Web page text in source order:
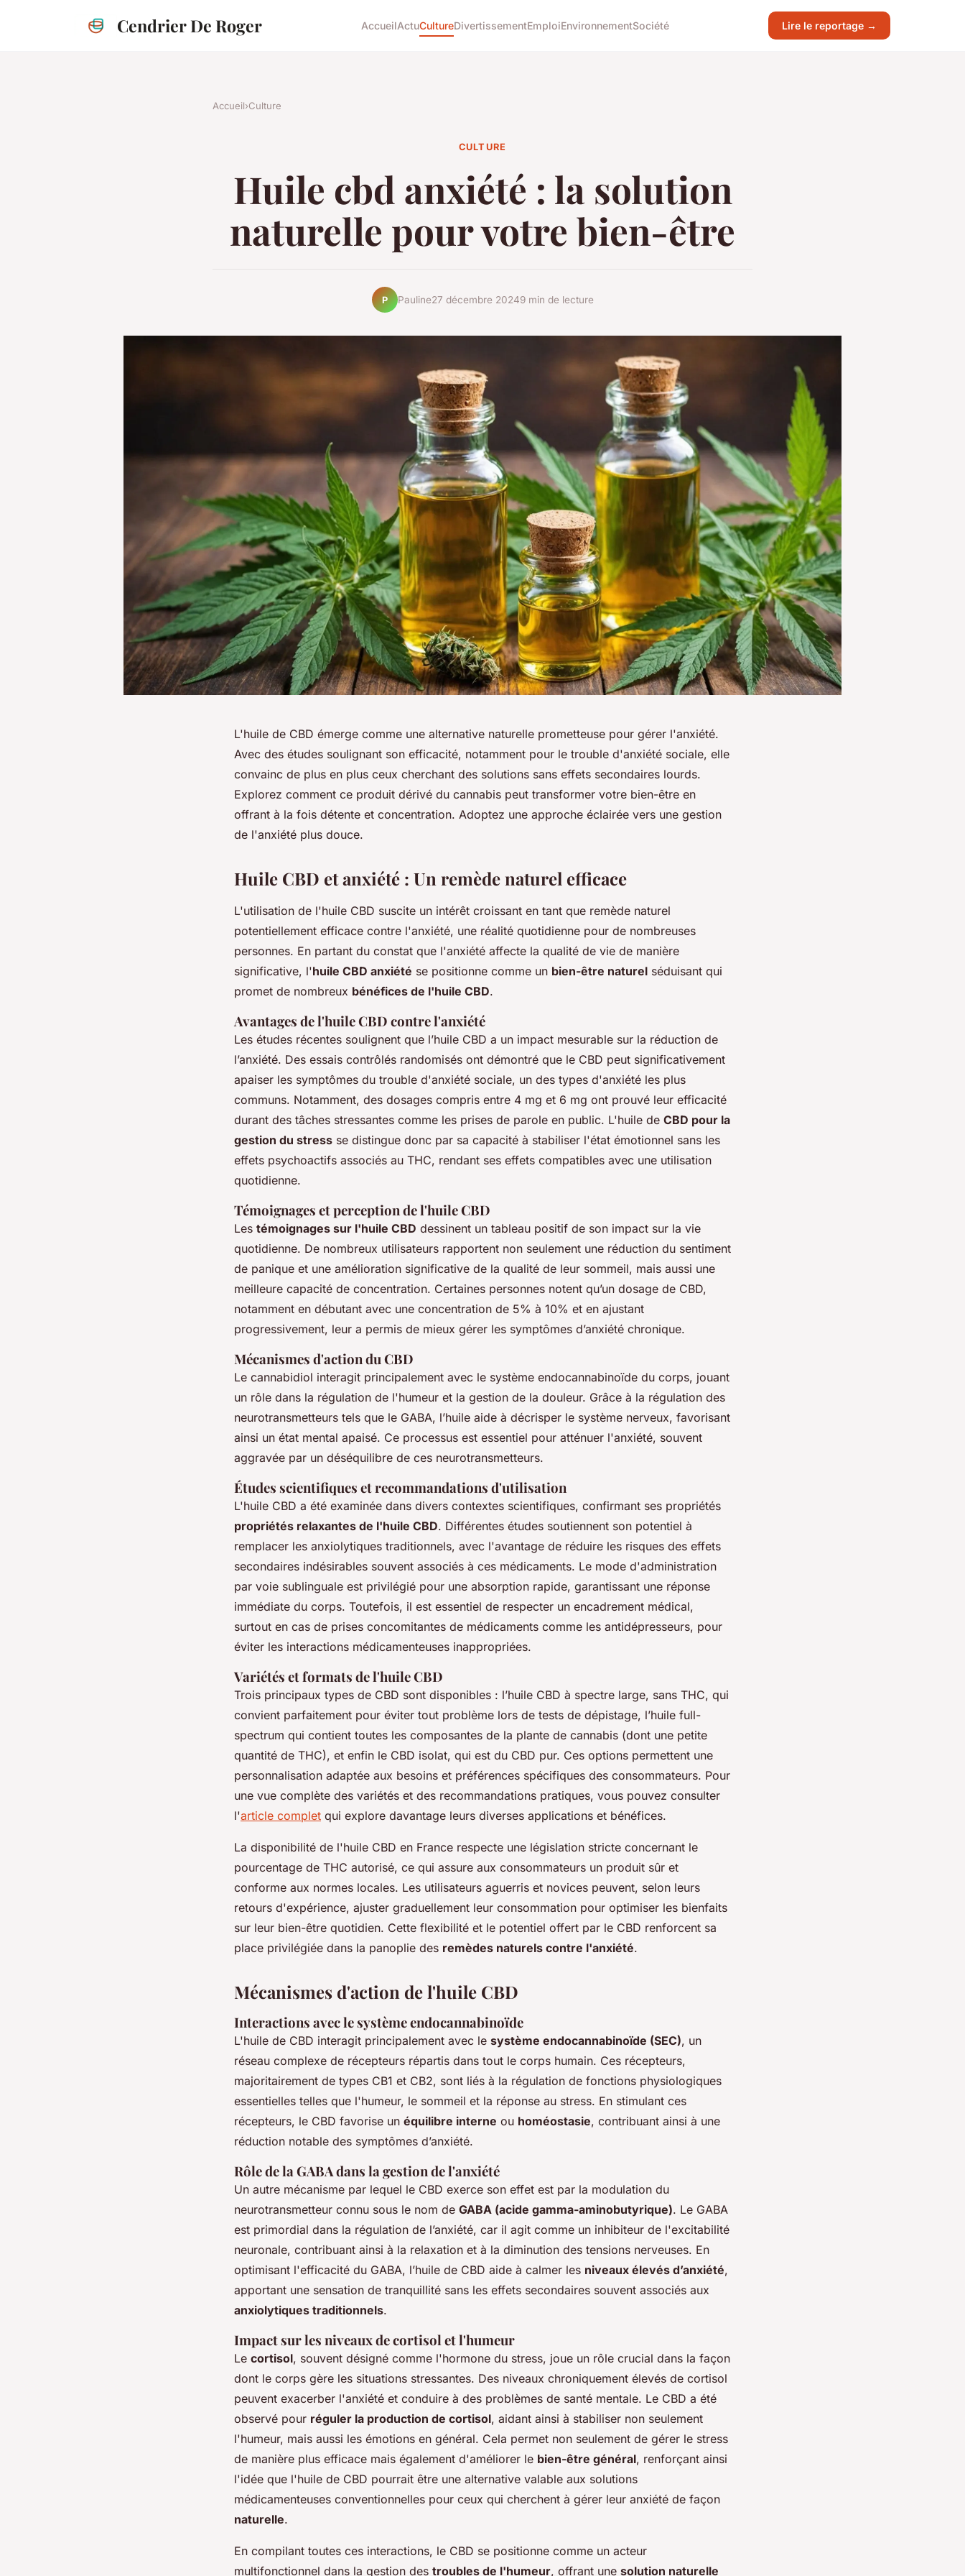
Cendrier De Roger AccueilActuCultureDivertissementEmploiEnvironnementSociété Lire le reportage →
Accueil›Culture
CULTURE
Huile cbd anxiété : la solution
naturelle pour votre bien-être
P Pauline27 décembre 20249 min de lecture
L'huile de CBD émerge comme une alternative naturelle prometteuse pour gérer l'anxiété.
Avec des études soulignant son efficacité, notamment pour le trouble d'anxiété sociale, elle
convainc de plus en plus ceux cherchant des solutions sans effets secondaires lourds.
Explorez comment ce produit dérivé du cannabis peut transformer votre bien-être en
offrant à la fois détente et concentration. Adoptez une approche éclairée vers une gestion
de l'anxiété plus douce.
Huile CBD et anxiété : Un remède naturel efficace
L'utilisation de l'huile CBD suscite un intérêt croissant en tant que remède naturel
potentiellement efficace contre l'anxiété, une réalité quotidienne pour de nombreuses
personnes. En partant du constat que l'anxiété affecte la qualité de vie de manière
significative, l'huile CBD anxiété se positionne comme un bien-être naturel séduisant qui
promet de nombreux bénéfices de l'huile CBD.
Avantages de l'huile CBD contre l'anxiété
Les études récentes soulignent que l’huile CBD a un impact mesurable sur la réduction de
l’anxiété. Des essais contrôlés randomisés ont démontré que le CBD peut significativement
apaiser les symptômes du trouble d'anxiété sociale, un des types d'anxiété les plus
communs. Notamment, des dosages compris entre 4 mg et 6 mg ont prouvé leur efficacité
durant des tâches stressantes comme les prises de parole en public. L'huile de CBD pour la
gestion du stress se distingue donc par sa capacité à stabiliser l'état émotionnel sans les
effets psychoactifs associés au THC, rendant ses effets compatibles avec une utilisation
quotidienne.
Témoignages et perception de l'huile CBD
Les témoignages sur l'huile CBD dessinent un tableau positif de son impact sur la vie
quotidienne. De nombreux utilisateurs rapportent non seulement une réduction du sentiment
de panique et une amélioration significative de la qualité de leur sommeil, mais aussi une
meilleure capacité de concentration. Certaines personnes notent qu’un dosage de CBD,
notamment en débutant avec une concentration de 5% à 10% et en ajustant
progressivement, leur a permis de mieux gérer les symptômes d’anxiété chronique.
Mécanismes d'action du CBD
Le cannabidiol interagit principalement avec le système endocannabinoïde du corps, jouant
un rôle dans la régulation de l'humeur et la gestion de la douleur. Grâce à la régulation des
neurotransmetteurs tels que le GABA, l’huile aide à décrisper le système nerveux, favorisant
ainsi un état mental apaisé. Ce processus est essentiel pour atténuer l'anxiété, souvent
aggravée par un déséquilibre de ces neurotransmetteurs.
Études scientifiques et recommandations d'utilisation
L'huile CBD a été examinée dans divers contextes scientifiques, confirmant ses propriétés
propriétés relaxantes de l'huile CBD. Différentes études soutiennent son potentiel à
remplacer les anxiolytiques traditionnels, avec l'avantage de réduire les risques des effets
secondaires indésirables souvent associés à ces médicaments. Le mode d'administration
par voie sublinguale est privilégié pour une absorption rapide, garantissant une réponse
immédiate du corps. Toutefois, il est essentiel de respecter un encadrement médical,
surtout en cas de prises concomitantes de médicaments comme les antidépresseurs, pour
éviter les interactions médicamenteuses inappropriées.
Variétés et formats de l'huile CBD
Trois principaux types de CBD sont disponibles : l’huile CBD à spectre large, sans THC, qui
convient parfaitement pour éviter tout problème lors de tests de dépistage, l’huile full-
spectrum qui contient toutes les composantes de la plante de cannabis (dont une petite
quantité de THC), et enfin le CBD isolat, qui est du CBD pur. Ces options permettent une
personnalisation adaptée aux besoins et préférences spécifiques des consommateurs. Pour
une vue complète des variétés et des recommandations pratiques, vous pouvez consulter
l'article complet qui explore davantage leurs diverses applications et bénéfices.
La disponibilité de l'huile CBD en France respecte une législation stricte concernant le
pourcentage de THC autorisé, ce qui assure aux consommateurs un produit sûr et
conforme aux normes locales. Les utilisateurs aguerris et novices peuvent, selon leurs
retours d'expérience, ajuster graduellement leur consommation pour optimiser les bienfaits
sur leur bien-être quotidien. Cette flexibilité et le potentiel offert par le CBD renforcent sa
place privilégiée dans la panoplie des remèdes naturels contre l'anxiété.
Mécanismes d'action de l'huile CBD
Interactions avec le système endocannabinoïde
L'huile de CBD interagit principalement avec le système endocannabinoïde (SEC), un
réseau complexe de récepteurs répartis dans tout le corps humain. Ces récepteurs,
majoritairement de types CB1 et CB2, sont liés à la régulation de fonctions physiologiques
essentielles telles que l'humeur, le sommeil et la réponse au stress. En stimulant ces
récepteurs, le CBD favorise un équilibre interne ou homéostasie, contribuant ainsi à une
réduction notable des symptômes d’anxiété.
Rôle de la GABA dans la gestion de l'anxiété
Un autre mécanisme par lequel le CBD exerce son effet est par la modulation du
neurotransmetteur connu sous le nom de GABA (acide gamma-aminobutyrique). Le GABA
est primordial dans la régulation de l’anxiété, car il agit comme un inhibiteur de l'excitabilité
neuronale, contribuant ainsi à la relaxation et à la diminution des tensions nerveuses. En
optimisant l'efficacité du GABA, l’huile de CBD aide à calmer les niveaux élevés d’anxiété,
apportant une sensation de tranquillité sans les effets secondaires souvent associés aux
anxiolytiques traditionnels.
Impact sur les niveaux de cortisol et l'humeur
Le cortisol, souvent désigné comme l'hormone du stress, joue un rôle crucial dans la façon
dont le corps gère les situations stressantes. Des niveaux chroniquement élevés de cortisol
peuvent exacerber l'anxiété et conduire à des problèmes de santé mentale. Le CBD a été
observé pour réguler la production de cortisol, aidant ainsi à stabiliser non seulement
l'humeur, mais aussi les émotions en général. Cela permet non seulement de gérer le stress
de manière plus efficace mais également d'améliorer le bien-être général, renforçant ainsi
l'idée que l'huile de CBD pourrait être une alternative valable aux solutions
médicamenteuses conventionnelles pour ceux qui cherchent à gérer leur anxiété de façon
naturelle.
En compilant toutes ces interactions, le CBD se positionne comme un acteur
multifonctionnel dans la gestion des troubles de l'humeur, offrant une solution naturelle